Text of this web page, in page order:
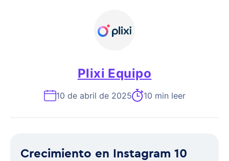
Plixi Equipo
10 de abril de 2025 10 min leer
Crecimiento en Instagram 10